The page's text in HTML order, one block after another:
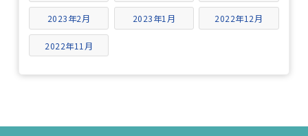
2023年2月 2023年1月 2022年12月
2022年11月